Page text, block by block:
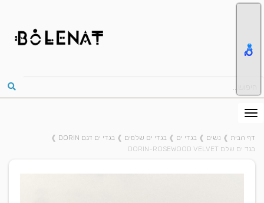
דף הבית ❱ נשים ❱ בגדי ים ❱ בגדי ים שלמים ❱ בגדי ים דגם DORIN
❱
בגד ים שלם DORIN-ROSEWOOD VELVET